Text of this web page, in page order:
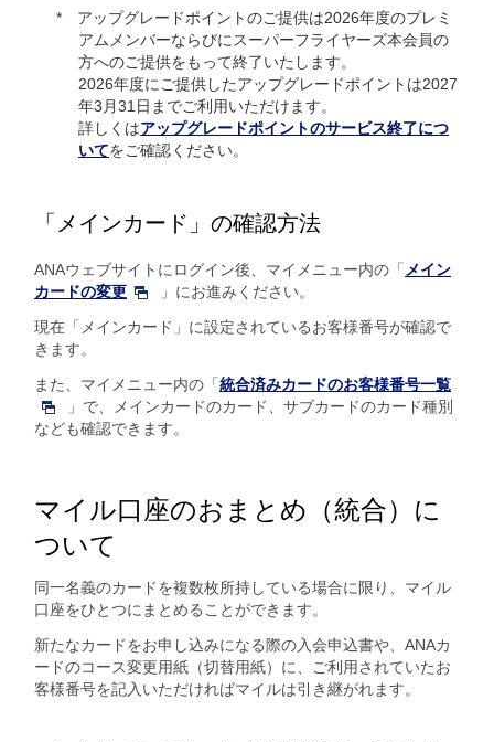
アップグレードポイントのご提供は2026年度のプレミ
アムメンバーならびにスーパーフライヤーズ本会員の
方へのご提供をもって終了いたします。
2026年度にご提供したアップグレードポイントは2027
年3月31日までご利用いただけます。
詳しくはアップグレードポイントのサービス終了につ
いてをご確認ください。
「メインカード」の確認方法
ANAウェブサイトにログイン後、マイメニュー内の「 メイン
カードの変更
」にお進みください。
現在「メインカード」に設定されているお客様番号が確認で
きます。
また、マイメニュー内の「 統合済みカードのお客様番号一覧
」で、メインカードのカード、サブカードのカード種別
なども確認できます。
マイル口座のおまとめ（統合）に
ついて
同一名義のカードを複数枚所持している場合に限り、マイル
口座をひとつにまとめることができます。
新たなカードをお申し込みになる際の入会申込書や、ANAカ
ードのコース変更用紙（切替用紙）に、ご利用されていたお
客様番号を記入いただければマイルは引き継がれます。